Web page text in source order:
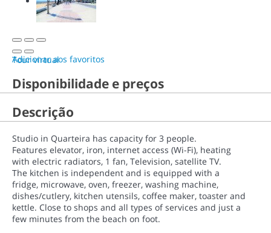
Tour virtual
Adicionar aos favoritos
Disponibilidade e preços
Descrição
Studio in Quarteira has capacity for 3 people.
Features elevator, iron, internet access (Wi-Fi), heating
with electric radiators, 1 fan, Television, satellite TV.
The kitchen is independent and is equipped with a
fridge, microwave, oven, freezer, washing machine,
dishes/cutlery, kitchen utensils, coffee maker, toaster and
kettle. Close to shops and all types of services and just a
few minutes from the beach on foot.